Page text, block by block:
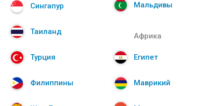
Мальдивы
Сингапур
Таиланд
Турция
Филиппины
Африка
Египет
Маврикий